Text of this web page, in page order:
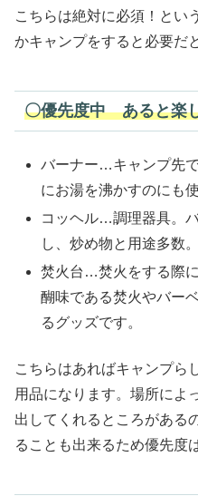
こちらは絶対に必須！とい
かキャンプをすると必要だ
〇優先度中 あると楽
バーナー…キャンプ先
にお湯を沸かすのにも使
コッヘル…調理器具。
し、炒め物と用途多数。
焚火台…焚火をする際
醐味である焚火やバー
るグッズです。
こちらはあればキャンプら
用品になります。場所によ
出してくれるところがある
ることも出来るため優先度